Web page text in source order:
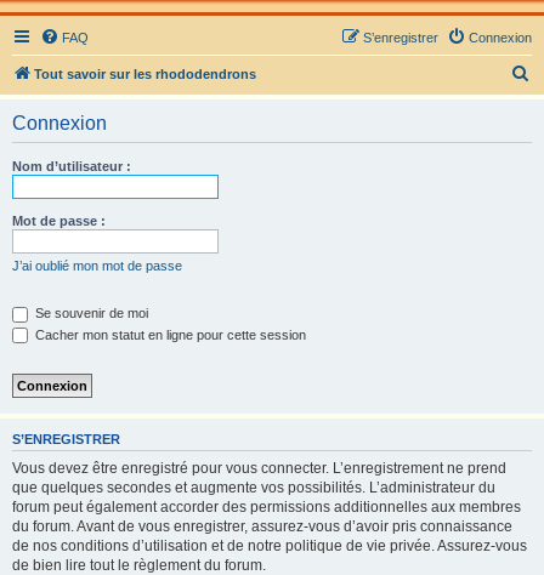
FAQ Connexion
S’enregistrer
Tout savoir sur les rhododendrons
Connexion
Nom d’utilisateur :
Mot de passe :
J’ai oublié mon mot de passe
Se souvenir de moi
Cacher mon statut en ligne pour cette session
S’ENREGISTRER
Vous devez être enregistré pour vous connecter. L’enregistrement ne prend
que quelques secondes et augmente vos possibilités. L’administrateur du
forum peut également accorder des permissions additionnelles aux membres
du forum. Avant de vous enregistrer, assurez-vous d’avoir pris connaissance
de nos conditions d’utilisation et de notre politique de vie privée. Assurez-vous
de bien lire tout le règlement du forum.